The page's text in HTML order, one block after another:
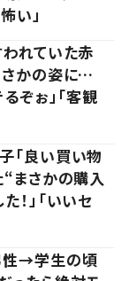
い」
われていた赤
さかの姿に…
るぞぉ」「客観
「良い買い物
“まさかの購入
」「いいセ
性→学生の頃